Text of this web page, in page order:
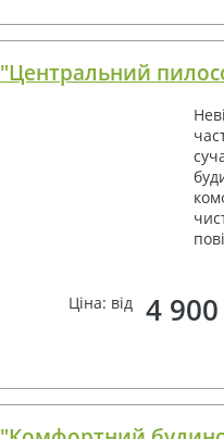
Ціна: від 4 900